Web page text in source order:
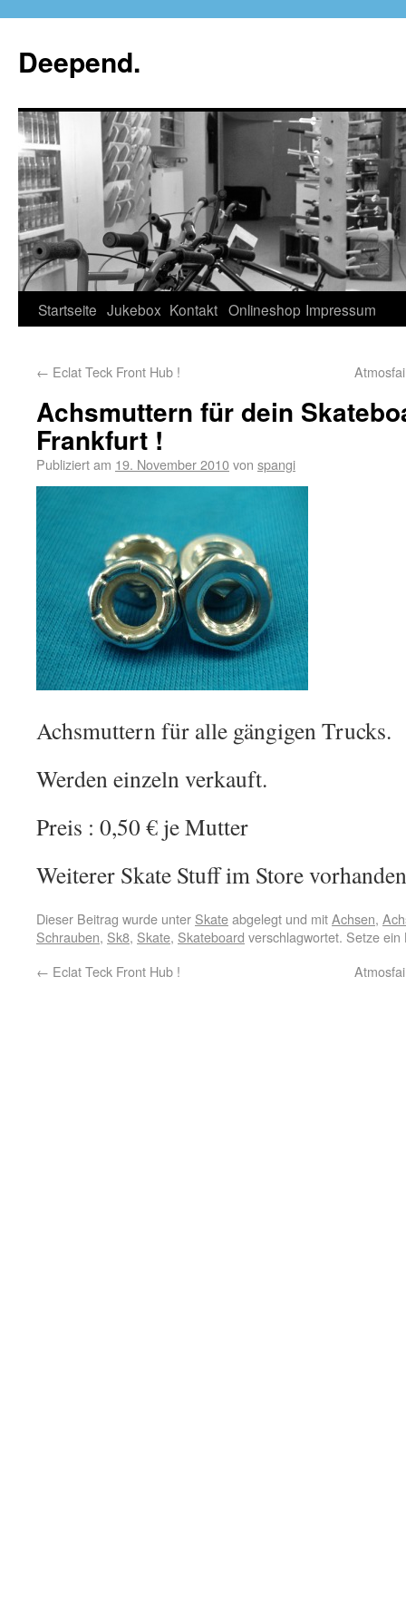
Deepend.
Startseite Jukebox Kontakt Onlineshop Impressum
← Eclat Teck Front Hub !
Achsmuttern für dein
Frankfurt !
Publiziert am 19. November 2010von spangi
Achsmuttern für alle gängigen Trucks.
Werden einzeln verkauft.
Preis : 0,50 € je Mutter
Weiterer Skate Stuff im Store
Dieser Beitrag wurde unter Skateabgelegt und mitAchsen,
Schrauben, Sk8, Skate, Skateboard verschlagwortet. Setze
← Eclat Teck Front Hub !